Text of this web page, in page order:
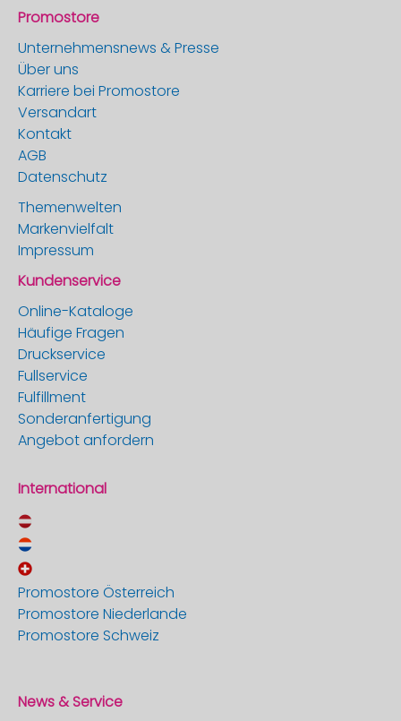
Promostore
Unternehmensnews & Presse
Über uns
Karriere bei Promostore
Versandart
Kontakt
AGB
Datenschutz
Themenwelten
Markenvielfalt
Impressum
Kundenservice
Online-Kataloge
Häufige Fragen
Druckservice
Fullservice
Fulfillment
Sonderanfertigung
Angebot anfordern
International
Promostore Österreich
Promostore Niederlande
Promostore Schweiz
News & Service